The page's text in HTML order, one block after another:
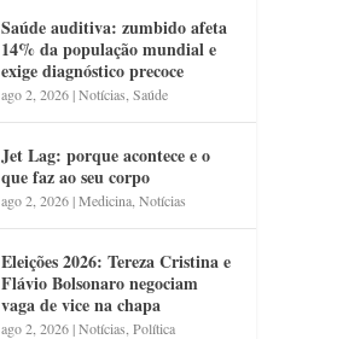
Saúde auditiva: zumbido afeta
14% da população mundial e
exige diagnóstico precoce
ago 2, 2026|Notícias ,Saúde
Jet Lag: porque acontece e o
que faz ao seu corpo
ago 2, 2026|Medicina ,Notícias
Eleições 2026: Tereza Cristina e
Flávio Bolsonaro negociam
vaga de vice na chapa
ago 2, 2026|Notícias ,Política